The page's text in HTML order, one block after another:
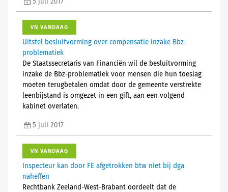
VN VANDAAG
Uitstel besluitvorming over compensatie inzake Bbz-
problematiek
De Staatssecretaris van Financiën wil de besluitvorming
inzake de Bbz-problematiek voor mensen die hun toeslag
moeten terugbetalen omdat door de gemeente verstrekte
leenbijstand is omgezet in een gift, aan een volgend
kabinet overlaten.
5 juli 2017
VN VANDAAG
Inspecteur kan door FE afgetrokken btw niet bij dga
naheffen
Rechtbank Zeeland-West-Brabant oordeelt dat de